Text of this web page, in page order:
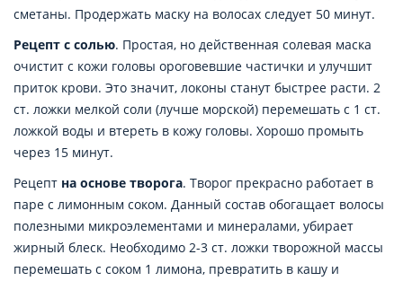
сметаны. Продержать маску на волосах следует 50 минут.
Рецепт с солью. Простая, но действенная солевая маска
очистит с кожи головы ороговевшие частички и улучшит
приток крови. Это значит, локоны станут быстрее расти. 2
ст. ложки мелкой соли (лучше морской) перемешать с 1 ст.
ложкой воды и втереть в кожу головы. Хорошо промыть
через 15 минут.
Рецепт на основе творога. Творог прекрасно работает в
паре с лимонным соком. Данный состав обогащает волосы
полезными микроэлементами и минералами, убирает
жирный блеск. Необходимо 2-3 ст. ложки творожной массы
перемешать с соком 1 лимона, превратить в кашу и